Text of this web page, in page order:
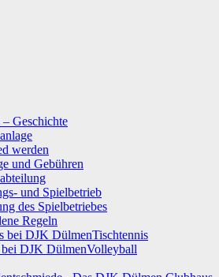
– Geschichte
werden
und Gebühren
und Spielbetrieb
des Spielbetriebes
Regeln
Tischtennis
Volleyball